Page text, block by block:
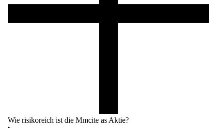
Wie risikoreich ist die Mmcite as Aktie?